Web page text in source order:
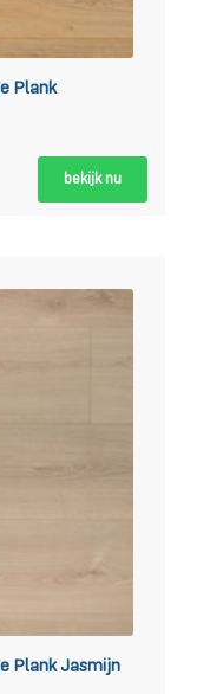
Plank
bekijk nu
Plank Jasmijn